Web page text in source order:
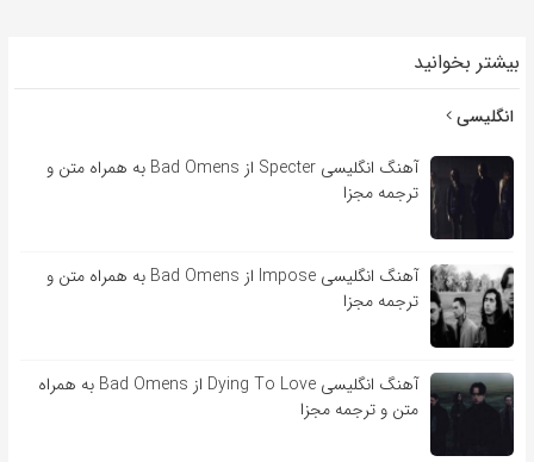
بیشتر بخوانید
انگلیسی
آهنگ انگلیسی Specter از Bad Omens به همراه متن و
ترجمه مجزا
آهنگ انگلیسی Impose از Bad Omens به همراه متن و
ترجمه مجزا
آهنگ انگلیسی Dying To Love از Bad Omens به همراه
متن و ترجمه مجزا